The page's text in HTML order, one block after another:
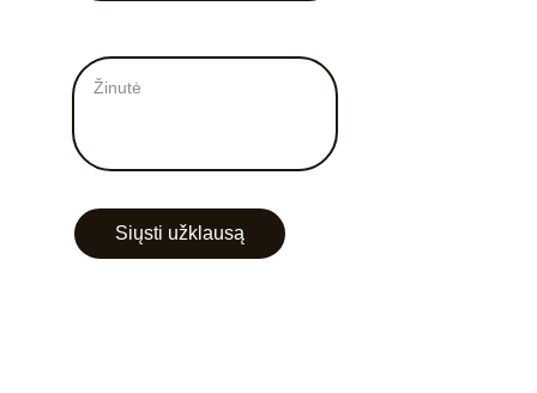
Siųsti užklausą